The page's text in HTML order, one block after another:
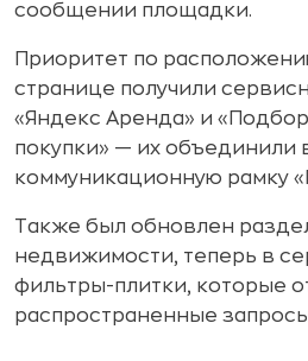
сообщении площадки.
Приоритет по
странице получили
«Яндекс Аренда» и
покупки» — их объединили
коммуникационную рамку
Также был обновлен
недвижимости, теперь в
фильтры-плитки, которые
распространенные